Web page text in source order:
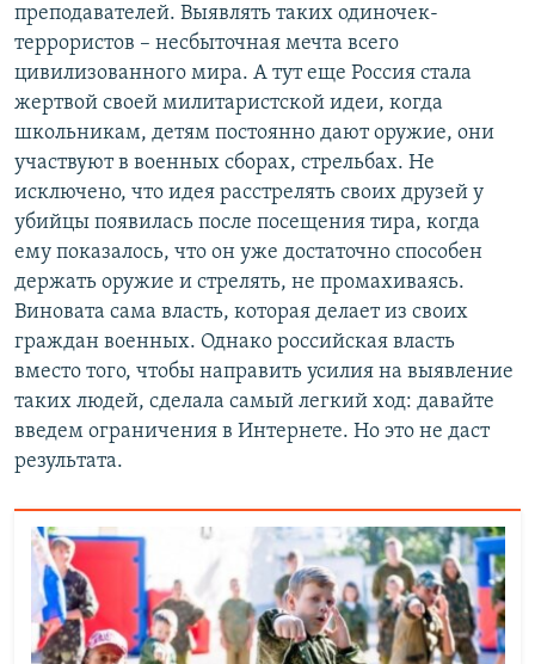
преподавателей. Выявлять таких одиночек-
террористов – несбыточная мечта всего
цивилизованного мира. А тут еще Россия стала
жертвой своей милитаристской идеи, когда
школьникам, детям постоянно дают оружие, они
участвуют в военных сборах, стрельбах. Не
исключено, что идея расстрелять своих друзей у
убийцы появилась после посещения тира, когда
ему показалось, что он уже достаточно способен
держать оружие и стрелять, не промахиваясь.
Виновата сама власть, которая делает из своих
граждан военных. Однако российская власть
вместо того, чтобы направить усилия на выявление
таких людей, сделала самый легкий ход: давайте
введем ограничения в Интернете. Но это не даст
результата.